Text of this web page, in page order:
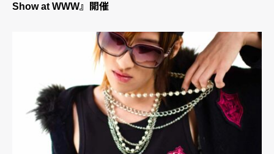
Show at WWW』開催